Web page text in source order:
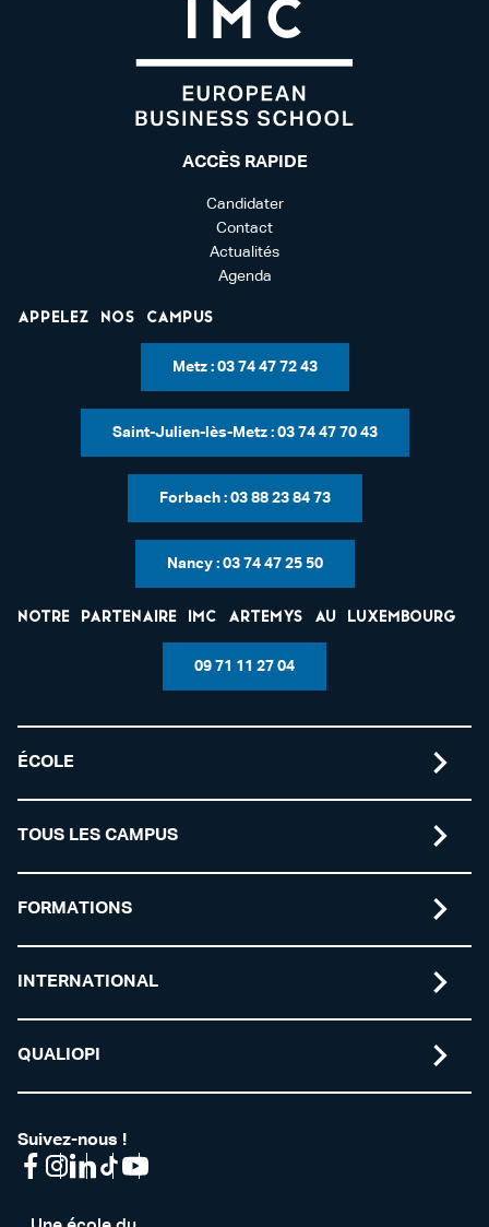
ACCÈS RAPIDE
Candidater
Contact
Actualités
Agenda
Appelez nos campus
Metz : 03 74 47 72 43
Saint-Julien-lès-Metz : 03 74 47 70 43
Forbach : 03 88 23 84 73
Nancy : 03 74 47 25 50
Notre partenaire IMC Artemys au Luxembourg
09 71 11 27 04
ÉCOLE
TOUS LES CAMPUS
FORMATIONS
INTERNATIONAL
QUALIOPI
Suivez-nous !